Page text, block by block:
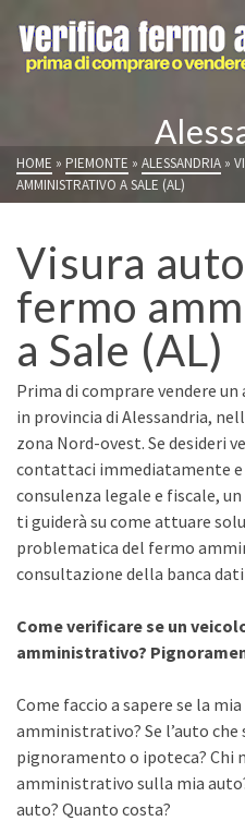
HOME » PIEMONTE » ALESSANDRIA »
AMMINISTRATIVO A SALE (AL)
Visura
fermo
a Sale (AL)
Prima di comprare vendere
in provincia di Alessandria,
zona Nord-ovest. Se desideri
contattaci immediatamente e
consulenza legale e fiscale,
ti guiderà su come attuare
problematica del fermo
consultazione della banca dati
Come verificare se un
amministrativo?
Come faccio a sapere se la
amministrativo? Se l’auto che
pignoramento o ipoteca? Chi
amministrativo sulla mia
auto? Quanto costa?